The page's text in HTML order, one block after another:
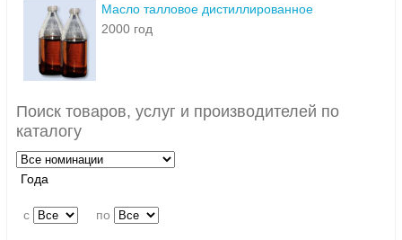
Масло талловое дистиллированное
2000 год
Поиск товаров, услуг и производителей по
каталогу
Года
c по